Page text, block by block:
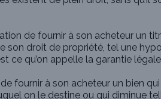
de fournir à son acheteur un
son droit de propriété, tel une
ce qu’on appelle la garantie
fournir à son acheteur un bien
on le destine ou qui diminue